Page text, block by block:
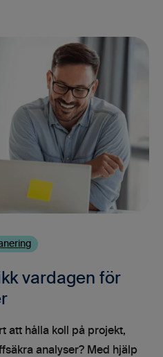
vardagen för
att hålla koll på projekt,
analyser? Med hjälp